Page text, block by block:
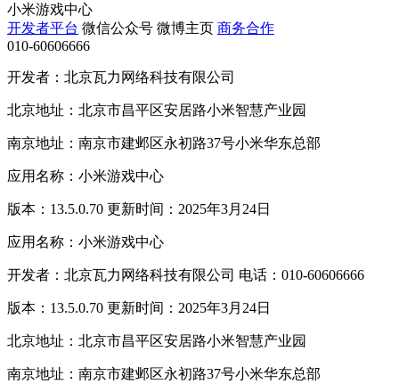
小米游戏中心
开发者平台 微信公众号 微博主页 商务合作
010-60606666
开发者：北京瓦力网络科技有限公司
北京地址：北京市昌平区安居路小米智慧产业园
南京地址：南京市建邺区永初路37号小米华东总部
应用名称：小米游戏中心
版本：13.5.0.70 更新时间：2025年3月24日
应用名称：小米游戏中心
开发者：北京瓦力网络科技有限公司 电话：010-60606666
版本：13.5.0.70 更新时间：2025年3月24日
北京地址：北京市昌平区安居路小米智慧产业园
南京地址：南京市建邺区永初路37号小米华东总部